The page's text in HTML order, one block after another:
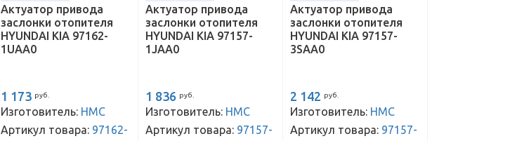
Актуатор привода
заслонки отопителя
HYUNDAI KIA 97162-
1UAA0
1 173 руб.
Изготовитель: HMC
Артикул товара: 97162-
Актуатор привода
заслонки отопителя
HYUNDAI KIA 97157-
1JAA0
1 836 руб.
Изготовитель: HMC
Артикул товара: 97157-
Актуатор привода
заслонки отопителя
HYUNDAI KIA 97157-
3SAA0
2 142 руб.
Изготовитель: HMC
Артикул товара: 97157-